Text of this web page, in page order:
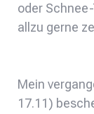
oder
allzu gerne
Mein
17.11)